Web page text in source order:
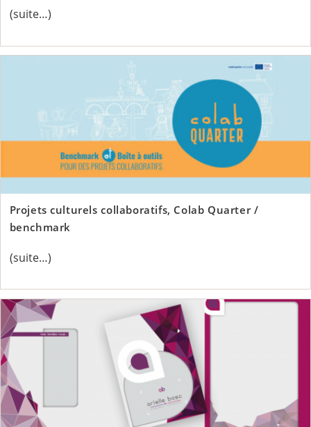
(suite…)
Projets culturels collaboratifs, Colab Quarter /
benchmark
(suite…)